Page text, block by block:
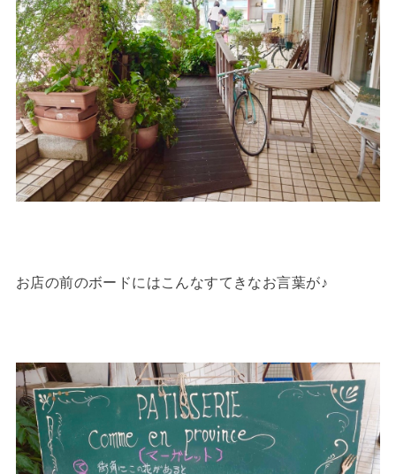
お店の前のボードにはこんなすてきなお言葉が♪